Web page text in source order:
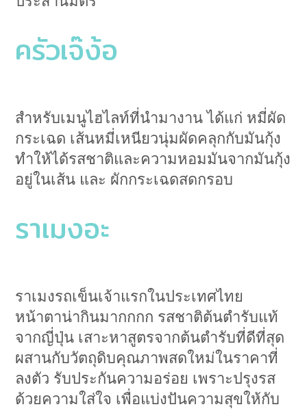
ครัวเจ๊ง้อ
สำหรับเมนูไฮไลท์ที่นำมางาน ได้แก่ หมี่ผัด
กระเฉด เส้นหมี่เหนียวนุ่มผัดคลุกกับมันกุ้ง
ทำให้ได้รสชาติและความหอมมันจากมันกุ้ง
อยู่ในเส้น และ ผักกระเฉดสดกรอบ
ราเมงอะ
ราเมงรถเข็นเจ้าแรกในประเทศไทย
หน้าตาน่ากินมากกกก รสชาติต้นตำรับแท้
จากญี่ปุ่น เสาะหาสูตรจากต้นตำรับที่ดีที่สุด
ผสานกับวัตถุดิบคุณภาพสดใหม่ในราคาที่
ลงตัว รับประกันความอร่อย เพราะปรุงรส
ด้วยความใส่ใจ เพื่อแบ่งปันความสุขให้กับ